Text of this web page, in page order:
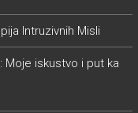
Intruzivnih Misli
Moje iskustvo i put ka